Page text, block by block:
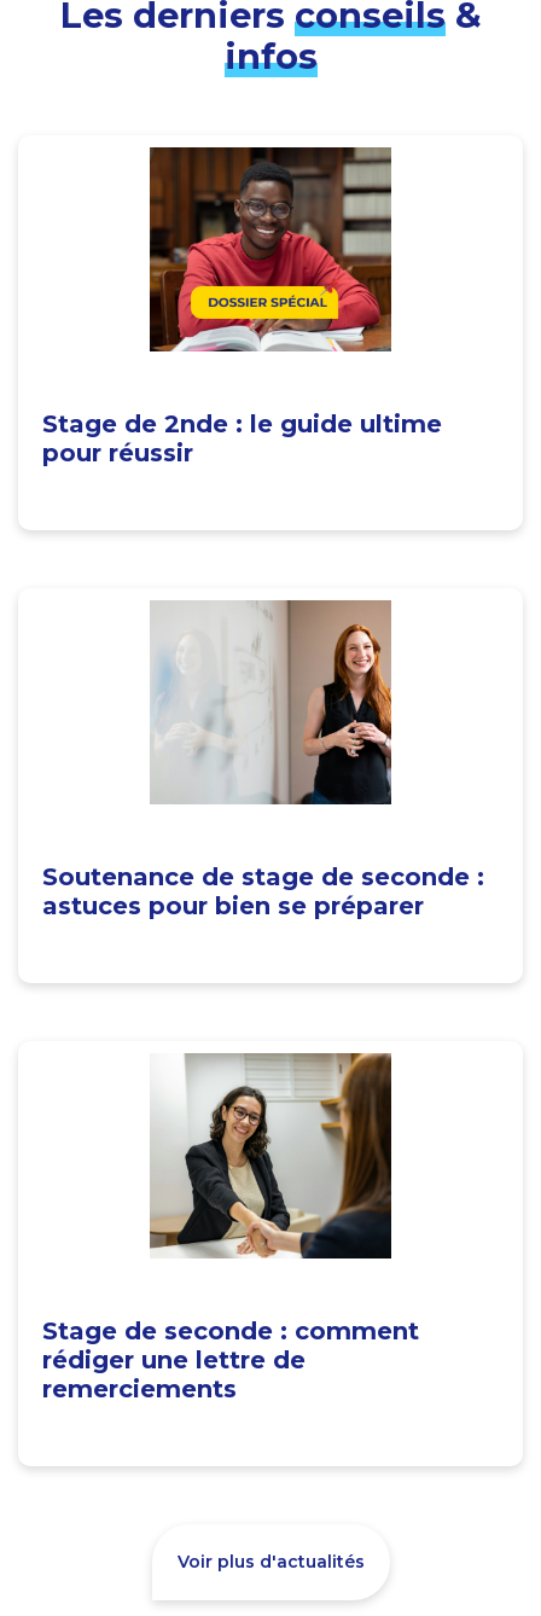
Les derniers conseils&
infos
Stage de 2nde : le guide ultime
pour réussir
Soutenance de stage de seconde :
astuces pour bien se préparer
Stage de seconde : comment
rédiger une lettre de
remerciements
Voir plus d'actualités